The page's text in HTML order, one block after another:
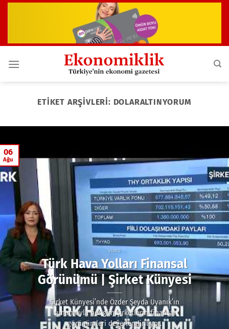
ETIKET ARŞIVLERI: DOLARALTINYORUM
VIDEO
Türk Hava Yolları Finansal
Görünümü | Şirket Künyesi
Şirket Künyesi’nde Özder Şeyda Uyanık’ın
sunumuyla her gün şirketlerin finansal
görünümleri değerlendiriliyor.
06
Ağu